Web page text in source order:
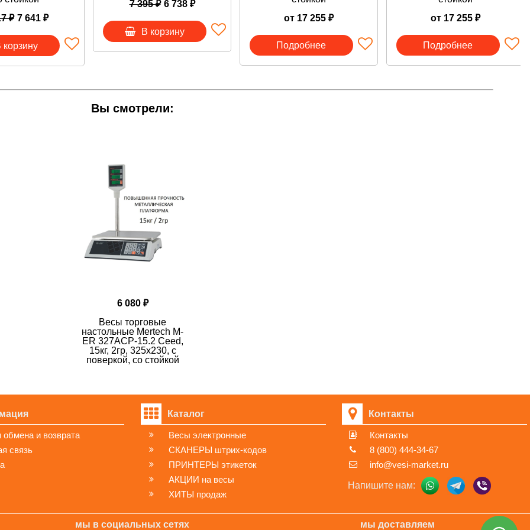
энергоемкий свинцовый аккумулятор.
от одной подзарядки: 90 дней.
энергосберегающий режим.
адаптер с защитой от перепадов напряжения.
автоматического сброса на ноль.
пятикратная перегрузка от максимального предела взвешивания.
мелкооптовой торговли, заведений общепита. Перепады температуры от -20С до +40С не влияют на работу
кнопкой "В корзину";
info@vesi-market.ru
в ЧАТ на экране внизу справа;
"ВОЛЬТЕКО РУС", 141143, Московская обл, Щелковский район, Медвежьи Озера д, Сосновая ул, дом No1, ИНН
₽ 7 641 ₽
корзину
7 395 ₽ 6 738 ₽
В корзину
от 17 255 ₽
Подробнее
от 17 255 ₽
Подробнее
Вы смотрели:
6 080 ₽
Весы торговые
настольные Mertech M-
ER 327ACP-15.2 Ceed,
15кг, 2гр, 325х230, с
поверкой, со стойкой
обмена и возврата
связь
Каталог
Весы электронные
СКАНЕРЫ штрих-кодов
ПРИНТЕРЫ этикеток
АКЦИИ на весы
ХИТЫ продаж
Контакты
Контакты
8 (800) 444-34-67
info@vesi-market.ru
Напишите нам:
мы в социальных сетях мы доставляем